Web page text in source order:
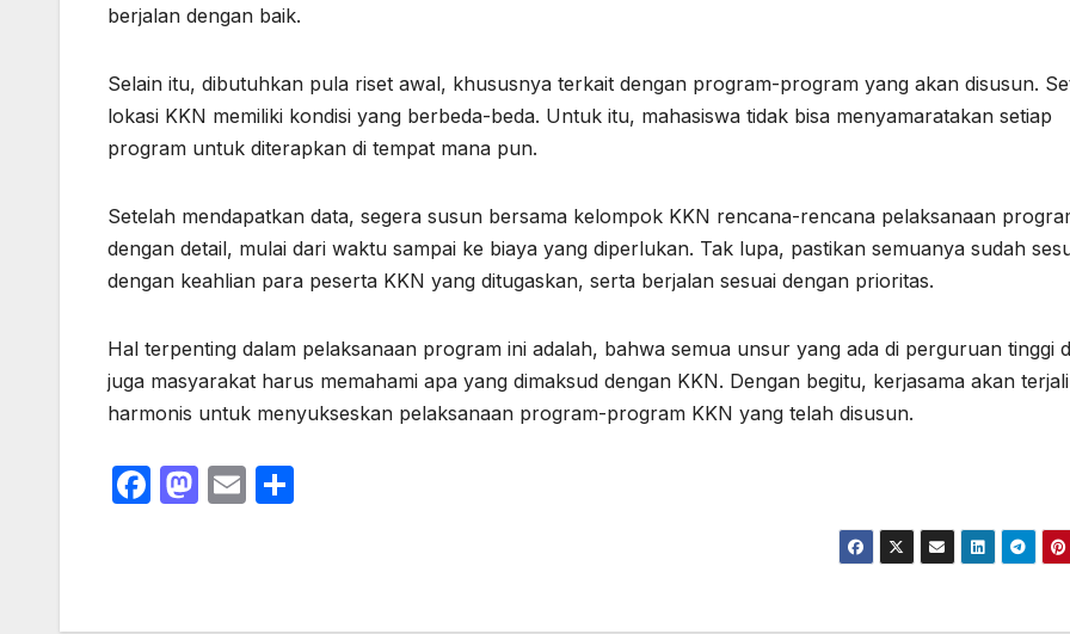
berjalan dengan baik.
Selain itu, dibutuhkan pula riset awal, khususnya terkait dengan program-program yang akan disusun.
lokasi KKN memiliki kondisi yang berbeda-beda. Untuk itu, mahasiswa tidak bisa menyamaratakan setiap
program untuk diterapkan di tempat mana pun.
Setelah mendapatkan data, segera susun bersama kelompok KKN rencana-rencana pelaksanaan
dengan detail, mulai dari waktu sampai ke biaya yang diperlukan. Tak lupa, pastikan semuanya sudah
dengan keahlian para peserta KKN yang ditugaskan, serta berjalan sesuai dengan prioritas.
Hal terpenting dalam pelaksanaan program ini adalah, bahwa semua unsur yang ada di perguruan tinggi
juga masyarakat harus memahami apa yang dimaksud dengan KKN. Dengan begitu, kerjasama akan
harmonis untuk menyukseskan pelaksanaan program-program KKN yang telah disusun.
F
M E